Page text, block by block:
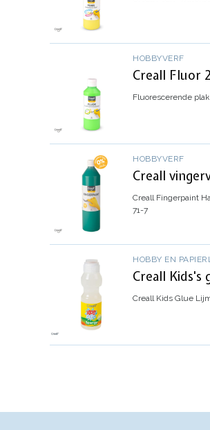
HOBBYVERF
Creall Fluor
Fluorescerende
HOBBYVERF
Creall
Creall Fingerpaint
71-7
HOBBY EN
Creall Kids's
Creall Kids Glue